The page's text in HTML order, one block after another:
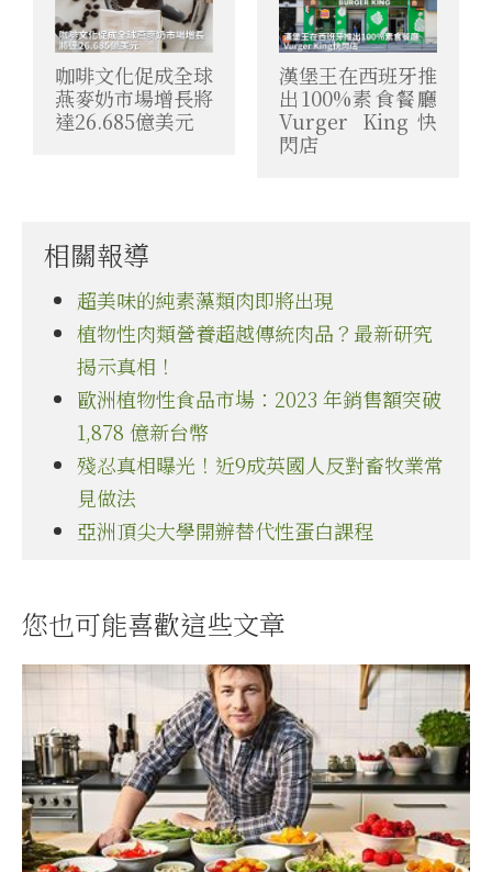
咖啡文化促成全球
燕麥奶市場增長將
達26.685億美元
漢堡王在西班牙推
出100%素食餐廳
Vurger King快
閃店
相關報導
超美味的純素藻類肉即將出現
植物性肉類營養超越傳統肉品？最新研究
揭示真相！
歐洲植物性食品市場：2023 年銷售額突破
1,878 億新台幣
殘忍真相曝光！近9成英國人反對畜牧業常
見做法
亞洲頂尖大學開辦替代性蛋白課程
您也可能喜歡這些文章